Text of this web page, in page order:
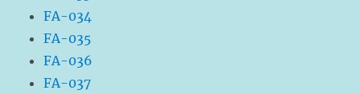
FA-034
FA-035
FA-036
FA-037